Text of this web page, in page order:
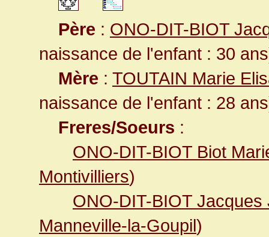
Père : ONO-DIT-BIOT
naissance de l'enfant : 30
Mère : TOUTAIN Marie
naissance de l'enfant : 28
Freres/Soeurs :
ONO-DIT-BIOT Biot
Montivilliers)
ONO-DIT-BIOT
Manneville-la-Goupil)